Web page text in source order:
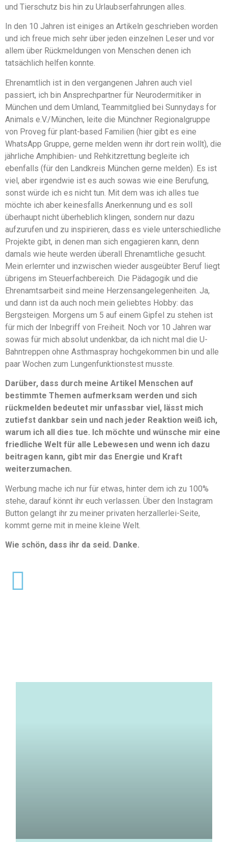
und Tierschutz bis hin zu Urlaubserfahrungen alles.
In den 10 Jahren ist einiges an Artikeln geschrieben worden
und ich freue mich sehr über jeden einzelnen Leser und vor
allem über Rückmeldungen von Menschen denen ich
tatsächlich helfen konnte.
Ehrenamtlich ist in den vergangenen Jahren auch viel
passiert, ich bin Ansprechpartner für Neurodermitiker in
München und dem Umland, Teammitglied bei Sunnydays for
Animals e.V./München, leite die Münchner Regionalgruppe
von Proveg für plant-based Familien (hier gibt es eine
WhatsApp Gruppe, gerne melden wenn ihr dort rein wollt), die
jährliche Amphibien- und Rehkitzrettung begleite ich
ebenfalls (für den Landkreis München gerne melden). Es ist
viel, aber irgendwie ist es auch sowas wie eine Berufung,
sonst würde ich es nicht tun. Mit dem was ich alles tue
möchte ich aber keinesfalls Anerkennung und es soll
überhaupt nicht überheblich klingen, sondern nur dazu
aufzurufen und zu inspirieren, dass es viele unterschiedliche
Projekte gibt, in denen man sich engagieren kann, denn
damals wie heute werden überall Ehrenamtliche gesucht.
Mein erlernter und inzwischen wieder ausgeübter Beruf liegt
übrigens im Steuerfachbereich. Die Pädagogik und die
Ehrenamtsarbeit sind meine Herzensangelegenheiten. Ja,
und dann ist da auch noch mein geliebtes Hobby: das
Bergsteigen. Morgens um 5 auf einem Gipfel zu stehen ist
für mich der Inbegriff von Freiheit. Noch vor 10 Jahren war
sowas für mich absolut undenkbar, da ich nicht mal die U-
Bahntreppen ohne Asthmaspray hochgekommen bin und alle
paar Wochen zum Lungenfunktionstest musste.
Darüber, dass durch meine Artikel Menschen auf
bestimmte Themen aufmerksam werden und sich
rückmelden bedeutet mir unfassbar viel, lässt mich
zutiefst dankbar sein und nach jeder Reaktion weiß ich,
warum ich all dies tue. Ich möchte und wünsche mir eine
friedliche Welt für alle Lebewesen und wenn ich dazu
beitragen kann, gibt mir das Energie und Kraft
weiterzumachen.
Werbung mache ich nur für etwas, hinter dem ich zu 100%
stehe, darauf könnt ihr euch verlassen. Über den Instagram
Button gelangt ihr zu meiner privaten herzallerlei-Seite,
kommt gerne mit in meine kleine Welt.
Wie schön, dass ihr da seid. Danke.